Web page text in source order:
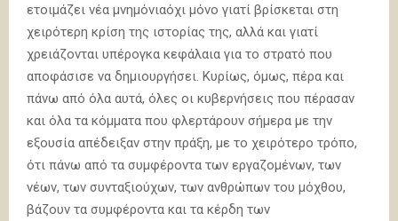
ετοιμάζει νέα μνημόνιαόχι μόνο γιατί βρίσκεται στη
χειρότερη κρίση της ιστορίας της, αλλά και γιατί
χρειάζονται υπέρογκα κεφάλαια για το στρατό που
αποφάσισε να δημιουργήσει. Κυρίως, όμως, πέρα και
πάνω από όλα αυτά, όλες οι κυβερνήσεις που πέρασαν
και όλα τα κόμματα που φλερτάρουν σήμερα με την
εξουσία απέδειξαν στην πράξη, με το χειρότερο τρόπο,
ότι πάνω από τα συμφέροντα των εργαζομένων, των
νέων, των συνταξιούχων, των ανθρώπων του μόχθου,
βάζουν τα συμφέροντα και τα κέρδη των